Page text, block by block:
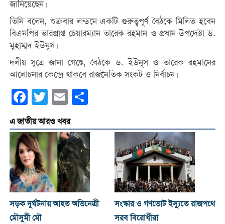
জানিয়েছেন।
তিনি বলেন, শুক্রবার লন্ডনে একটি গুরুত্বপূর্ণ বৈঠকে মিলিত হবেন
বিএনপির ভারপ্রাপ্ত চেয়ারম্যান তারেক রহমান ও প্রধান উপদেষ্টা ড.
মুহাম্মদ ইউনূস।
দলীয় সূত্রে জানা গেছে, বৈঠকে ড. ইউনূস ও তারেক রহমানের
আলোচনার কেন্দ্রে থাকবে রাজনৈতিক সংকট ও নির্বাচন।
Facebook
Twitter Email
এ জাতীয় আরও খবর
সড়ক দুর্ঘটনায় আহত অভিনেত্রী
মৌসুমী মৌ
সংস্কার ও গণভোট ইস্যুতে রাজপথে
সরব বিরোধীরা